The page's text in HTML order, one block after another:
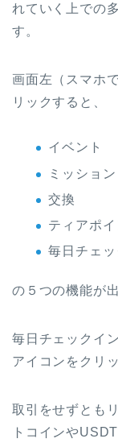
れていく上での
す。
画面左（スマホ
リックすると、
イベント
ミッション
交換
ティアポイ
毎日チェ
の５つの機能が
毎日チェックイ
アイコンをクリ
取引をせずとも
トコインや